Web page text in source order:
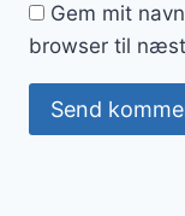
Gem mit
browser til